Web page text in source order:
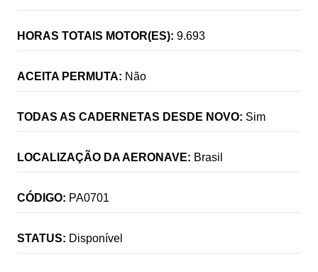
HORAS TOTAIS MOTOR(ES): 9.693
ACEITA PERMUTA: Não
TODAS AS CADERNETAS DESDE NOVO: Sim
LOCALIZAÇÃO DA AERONAVE: Brasil
CÓDIGO: PA0701
STATUS: Disponível